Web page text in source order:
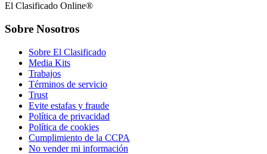
El Clasificado Online®
Sobre Nosotros
Sobre El Clasificado
Media Kits
Trabajos
Términos de servicio
Trust
Evite estafas y fraude
Política de privacidad
Política de cookies
Cumplimiento de la CCPA
No vender mi información